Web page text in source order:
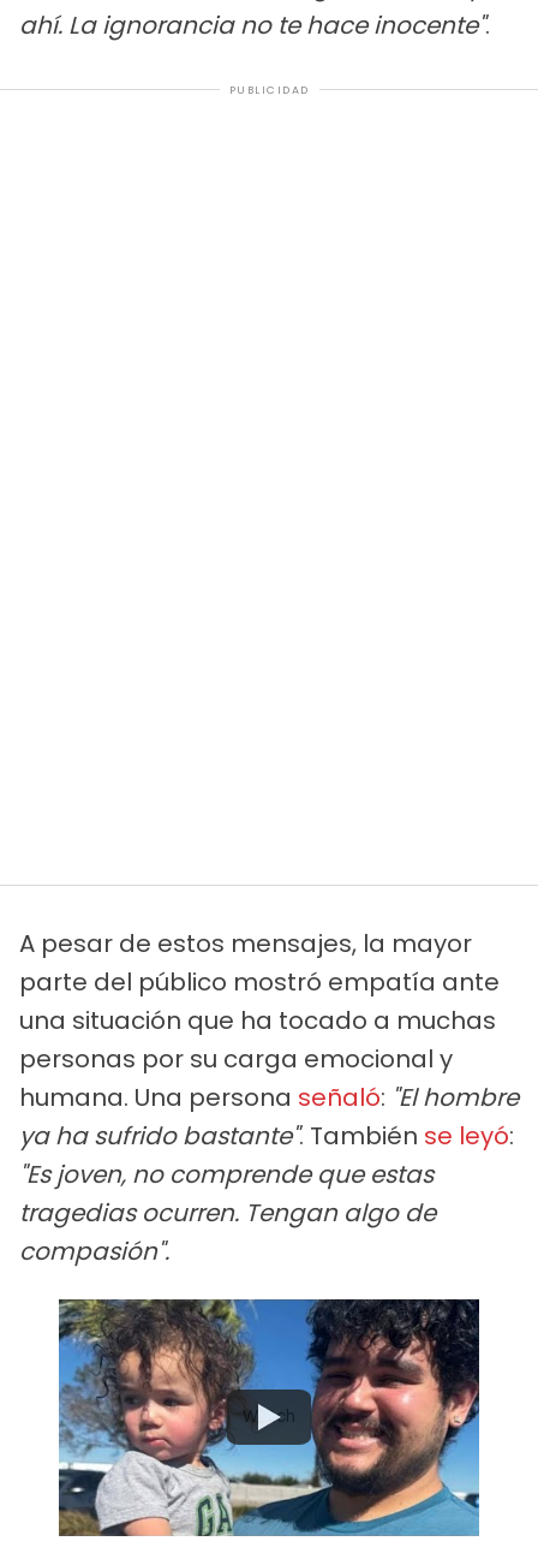
ahí. La ignorancia no te hace inocente".
PUBLICIDAD
A pesar de estos mensajes, la mayor
parte del público mostró empatía ante
una situación que ha tocado a muchas
personas por su carga emocional y
humana. Una persona señaló: "El hombre
ya ha sufrido bastante". También se leyó:
"Es joven, no comprende que estas
tragedias ocurren. Tengan algo de
compasión".
Watch